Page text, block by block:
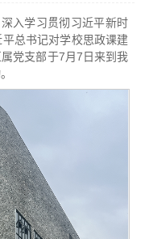
入学习贯彻习近平新时
总书记对学校思政课建
党支部于7月7日来到我